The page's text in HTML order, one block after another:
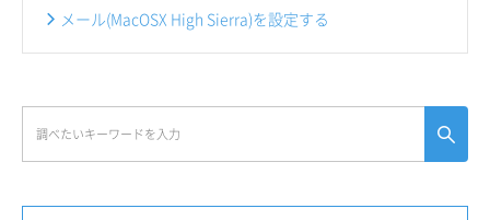
メール(MacOSX High Sierra)を設定する